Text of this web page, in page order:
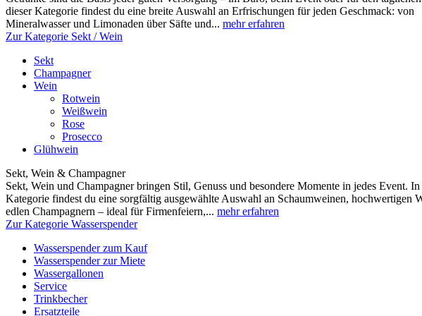
dieser Kategorie findest du eine breite Auswahl an Erfrischungen für jeden Geschmack: von
Mineralwasser und Limonaden über Säfte und... mehr erfahren
Zur Kategorie Sekt / Wein
Sekt
Champagner
Wein
Rotwein
Weißwein
Rose
Prosecco
Glühwein
Sekt, Wein & Champagner
Sekt, Wein und Champagner bringen Stil, Genuss und besondere Momente in jedes Event. In
Kategorie findest du eine sorgfältig ausgewählte Auswahl an Schaumweinen, hochwertigen
edlen Champagnern – ideal für Firmenfeiern,... mehr erfahren
Zur Kategorie Wasserspender
Wasserspender zum Kauf
Wasserspender zur Miete
Wassergallonen
Service
Trinkbecher
Ersatzteile